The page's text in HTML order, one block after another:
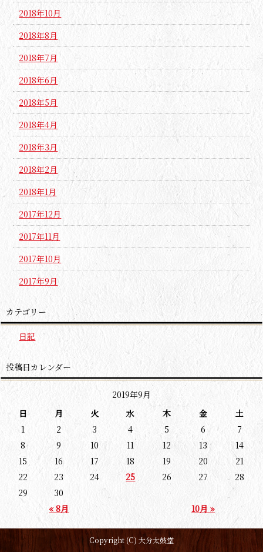
2018年10月
2018年8月
2018年7月
2018年6月
2018年5月
2018年4月
2018年3月
2018年2月
2018年1月
2017年12月
2017年11月
2017年10月
2017年9月
カテゴリー
日記
投稿日カレンダー
2019年9月
日
月 火 水 木 金 土
« 8月 10月 »
1 2 3 4 5 6
7
8
9 10 11 12 13
14
15
16 17 18 19 20
21
22
23 24 25 26 27
28
29
30
Copyright (C) 大分太鼓堂